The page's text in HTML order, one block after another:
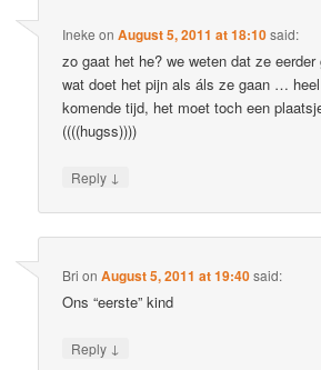
Ineke onAugust 5, 2011 at 18:10said:
zo gaat het he? we weten dat ze eerder
wat doet het pijn als áls ze gaan …
komende tijd, het moet toch een
((((hugss))))
Reply ↓
Bri onAugust 5, 2011 at 19:40said:
Ons “eerste” kind
Reply ↓